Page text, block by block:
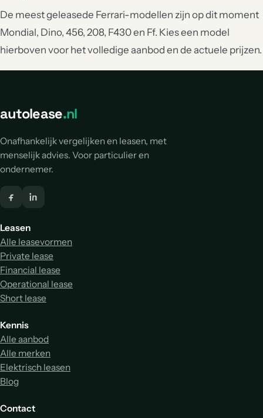
De meest geleasede Ferrari-modellen zijn op dit moment
Mondial, Dino, 456, 208, F430 en Ff. Kies een model
hierboven voor het volledige aanbod en de actuele prijzen.
autolease.nl
Onafhankelijk vergelijken en leasen, met
menselijk advies. Voor particulier en
ondernemer.
Leasen
Alle leasevormen
Private lease
Financial lease
Operational lease
Short lease
Kennis
Alle aanbod
Alle merken
Elektrisch leasen
Blog
Contact